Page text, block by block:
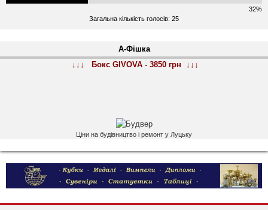
32%
Загальна кількість голосів: 25
А-Фішка
↓↓↓ Бокс GIVOVA - 3850 грн ↓↓↓
Ціни на будівництво і ремонт у Луцьку